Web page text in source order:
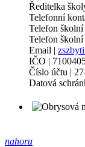
Ředitelka
Telefonní
Telefon
Telefon
Email |
IČO |
Číslo účtu |
Datová
nahoru